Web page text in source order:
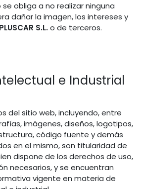
se obliga a no realizar ninguna
dañar la imagen, los intereses y
S.L.o de terceros.
e Industrial
del sitio web, incluyendo, entre
imágenes, diseños, logotipos,
código fuente y demás
en el mismo, son titularidad de
dispone de los derechos de uso,
necesarios, y se encuentran
vigente en materia de